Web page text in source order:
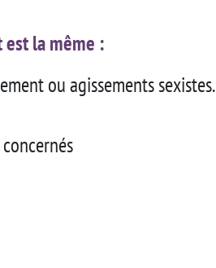
est la même :
ou agissements sexistes.